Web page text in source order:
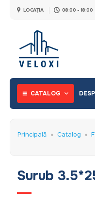
LOCAȚIA 08:00 - 18:00
CATALOG
Principală » Catalog »
Surub